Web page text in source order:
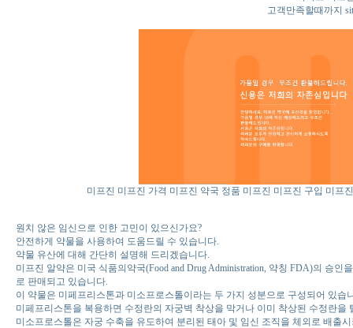
고객만족할때까지
미프진 미프진 가격 미프진 약국 정품 미프진 미프진 구입 미프
원치 않은 임신으로 인한 고민이 있으신가요?
안전하게 약물을 사용하여 도움드릴 수 있습니다.
약물 유산에 대해 간단히 설명해 드리겠습니다.
미프진 알약은 미국 식품의약국(Food and Drug Administration, 약칭 FDA)의 승
로 판매되고 있습니다.
이 약물은 미페프리스톤과 미소프로스톨이라는 두 가지 성분으로 구성되어 있습
미페프리스톤을 복용하면 수정란의 자궁벽 착상을 막거나 이미 착상된 수정란을
미소프로스톨은 자궁 수축을 유도하여 분리된 태아 및 임신 조직을 체외로 배출